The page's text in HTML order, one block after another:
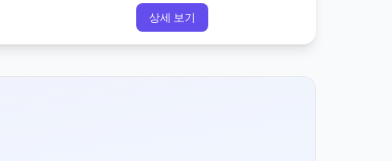
상세 보기